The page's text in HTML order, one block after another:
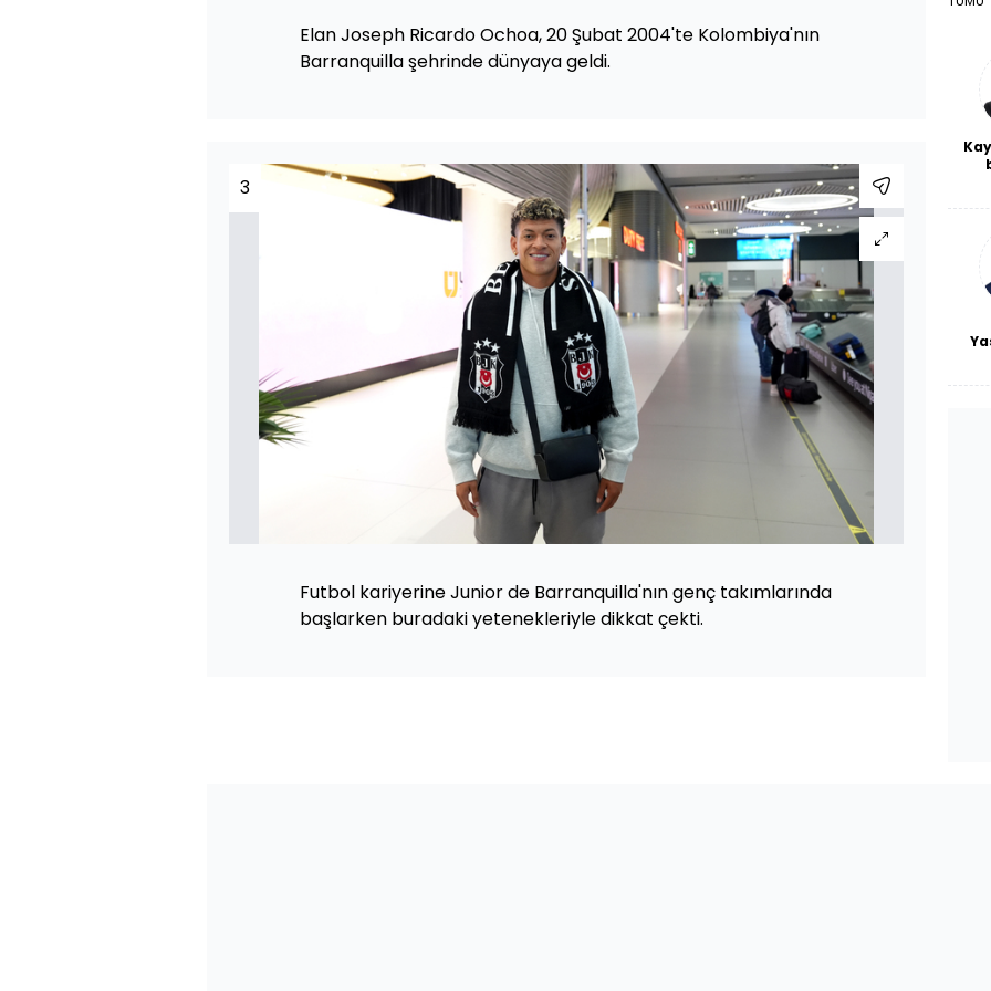
Elan Joseph Ricardo Ochoa, 20 Şubat 2004'te Kolombiya'nın
Barranquilla şehrinde dünyaya geldi.
3
Futbol kariyerine Junior de Barranquilla'nın genç takımlarında
başlarken buradaki yetenekleriyle dikkat çekti.